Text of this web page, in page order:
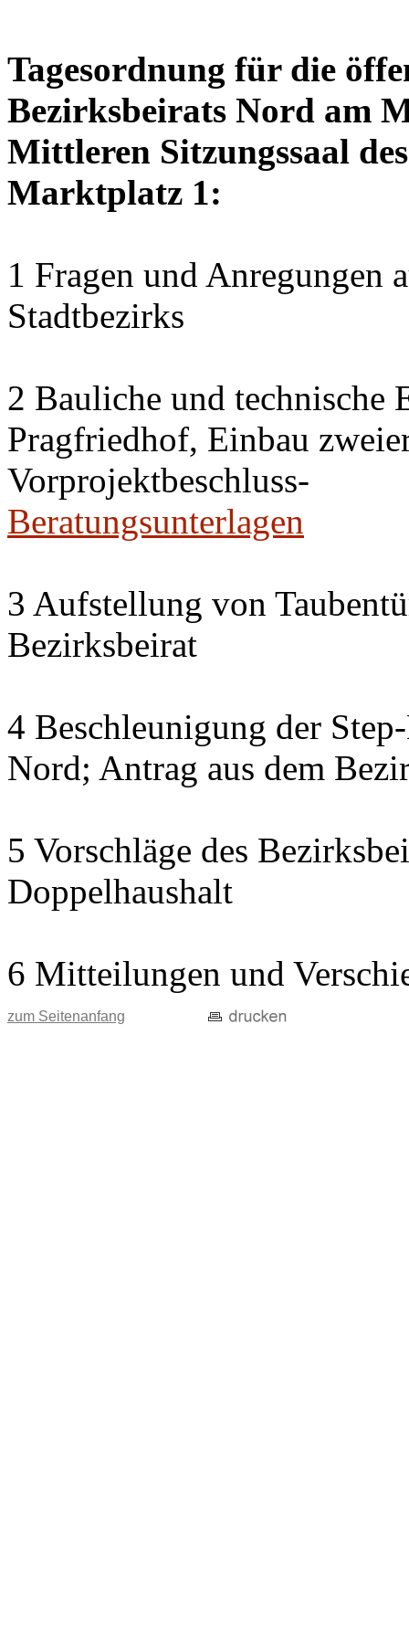
Tagesordnung für die
Bezirksbeirats Nord am
Mittleren Sitzungssaal
Marktplatz 1:
1 Fragen und Anregungen
Stadtbezirks
2 Bauliche und technische
Pragfriedhof, Einbau
Vorprojektbeschluss-
Beratungsunterlagen
3 Aufstellung von
Bezirksbeirat
4 Beschleunigung der
Nord; Antrag aus dem
5 Vorschläge des
Doppelhaushalt
6 Mitteilungen und
zum Seitenanfang